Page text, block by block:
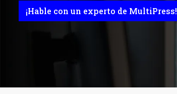
¡Hable con un experto de MultiPress!